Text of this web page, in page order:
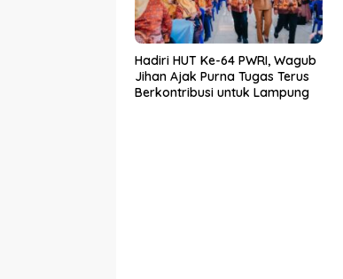
Hadiri HUT Ke-64 PWRI, Wagub
Jihan Ajak Purna Tugas Terus
Berkontribusi untuk Lampung